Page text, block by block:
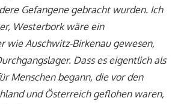
Gefangene gebracht wurden. Ich
Westerbork wäre ein
wie Auschwitz-Birkenau gewesen,
Dass es eigentlich als
Menschen begann, die vor den
und Österreich geflohen waren,